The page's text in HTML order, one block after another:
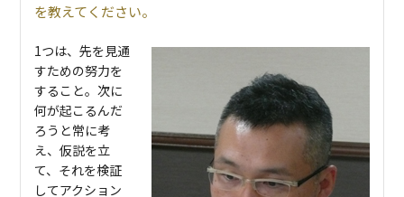
を教えてください。
1つは、先を見通
すための努力を
すること。次に
何が起こるんだ
ろうと常に考
え、仮説を立
て、それを検証
してアクション